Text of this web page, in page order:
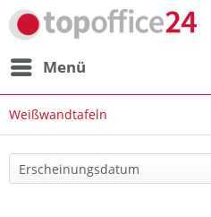
Menü
Weißwandtafeln